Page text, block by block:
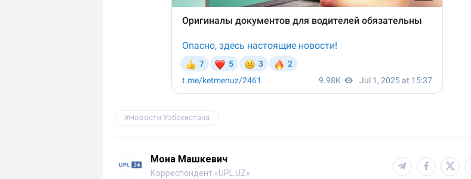
Новости Узбекистана
Мона Машкевич
Корреспондент «UPL.UZ»